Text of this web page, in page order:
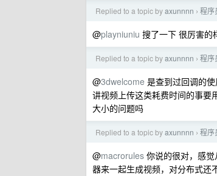
Replied to a topic byaxunnnn › 程序
@playniuniu 搜了一下 很厉害的
Replied to a topic byaxunnnn › 程序
@3dwelcome 是查到过回调的
讲视频上传这类耗费时间的事要
大小的问题吗
Replied to a topic byaxunnnn › 程序
@macrorules 你说的很对，感
器来一起生成视频，对分布式还